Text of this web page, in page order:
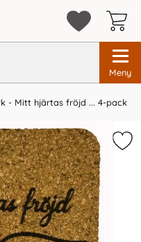
Meny
- Mitt hjärtas fröjd ... 4-pack